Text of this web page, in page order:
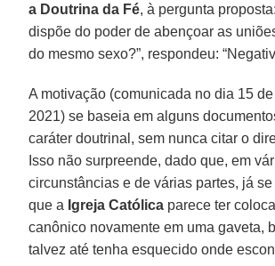
a Doutrina da Fé, à pergunta
dispõe do poder de abençoar as
do mesmo sexo?”, respondeu:
A motivação (comunicada no dia 15
2021) se baseia em alguns
caráter doutrinal, sem nunca citar o
Isso não surpreende, dado que, em
circunstâncias e de várias partes, já
que a Igreja Católica parece ter
canônico novamente em uma gaveta,
talvez até tenha esquecido onde